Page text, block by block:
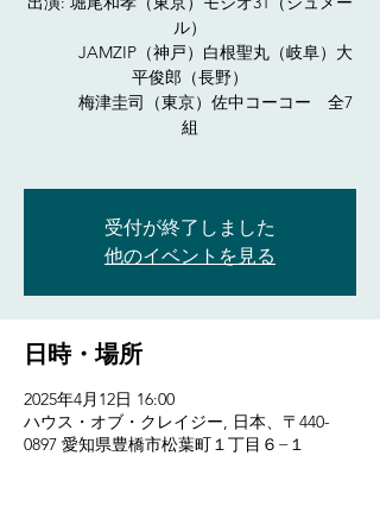
ル）
JAMZIP（神戸）白根聖丸（岐阜）大
平俊郎（長野）
梅津圭司（東京）佐中コーコー 全7
組
受付が終了しました
他のイベントを見る
日時・場所
2025年4月12日 16:00
ハウス・オブ・クレイジー, 日本、〒440-
0897 愛知県豊橋市松葉町１丁目６−１